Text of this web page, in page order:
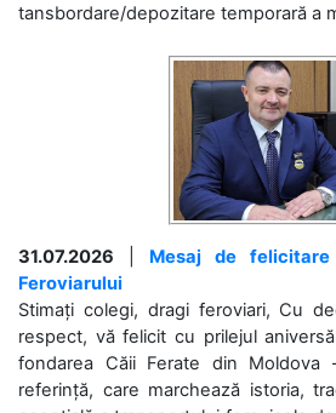
tansbordare/depozitare temporară a
31.07.2026
Mesaj de
Feroviarului
Stimați colegi, dragi feroviari, Cu
respect, vă felicit cu prilejul
fondarea Căii Ferate din
referință, care marchează istoria,